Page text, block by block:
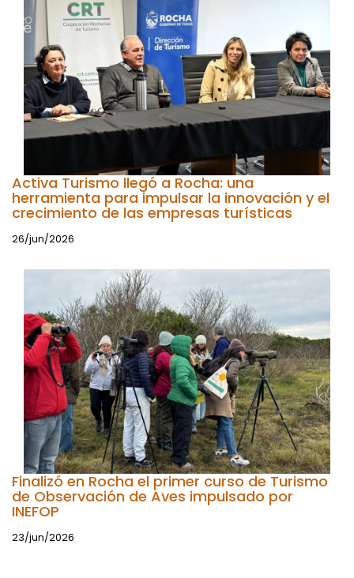
Activa Turismo llegó a Rocha: una
herramienta para impulsar la innovación y el
crecimiento de las empresas turísticas
26/jun/2026
Finalizó en Rocha el primer curso de Turismo
de Observación de Aves impulsado por
INEFOP
23/jun/2026